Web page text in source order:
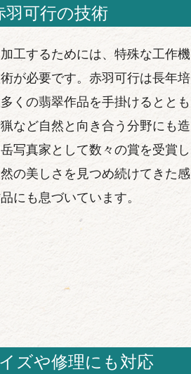
可行の技術
工するためには、特殊な工作機
が必要です。赤羽可行は長年培
くの翡翠作品を手掛けるととも
など自然と向き合う分野にも造
写真家として数々の賞を受賞し
の美しさを見つめ続けてきた感
にも息づいています。
ズや修理にも対応